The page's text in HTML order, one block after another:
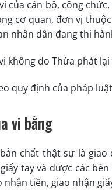
của cán bộ, công
cơ quan, đơn vị
nhân dân đang thi
không do Thừa phát
quy định của pháp
vi bằng
chất thật sự là
tay và được các
nhận tiền, giao nhận